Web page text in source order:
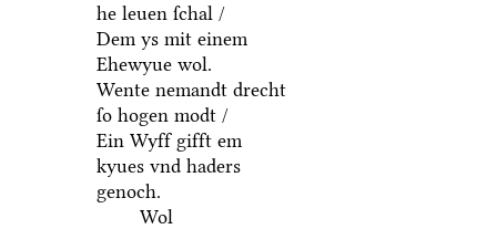
he leuen ſchal /
Dem ys mit einem
Ehewyue wol.
Wente nemandt drecht
ſo hogen modt /
Ein Wyff gifft em
kyues vnd haders
genoch.
Wol